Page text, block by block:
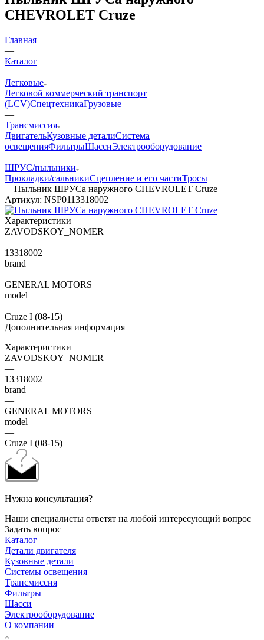
CHEVROLET Cruze
Главная
—
Каталог
—
Легковые
Легковой коммерческий транспорт
(LCV)СпецтехникаГрузовые
—
Трансмиссия
ДвигательКузовные деталиСистема
освещенияФильтрыШассиЭлектрооборудование
—
ШРУС/пыльники
Прокладки/сальникиСцепление и его частиТросы
—Пыльник ШРУСа наружного CHEVROLET Cruze
Артикул: NSP0113318002
Характеристики
ZAVODSKOY_NOMER
—
13318002
brand
—
GENERAL MOTORS
model
—
Cruze I (08-15)
Дополнительная информация
Характеристики
ZAVODSKOY_NOMER
—
13318002
brand
—
GENERAL MOTORS
model
—
Cruze I (08-15)
Нужна консультация?
Наши специалисты ответят на любой интересующий вопрос
Задать вопрос
Каталог
Детали двигателя
Кузовные детали
Системы освещения
Трансмиссия
Фильтры
Шасси
Электрооборудование
О компании